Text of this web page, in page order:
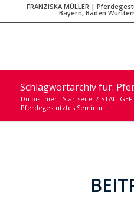
FRANZISKA MÜLLER |
Bayern, Baden
Schlagwortarchiv für:
Du bist hier: Startseite /
Pferdegestütztes Seminar